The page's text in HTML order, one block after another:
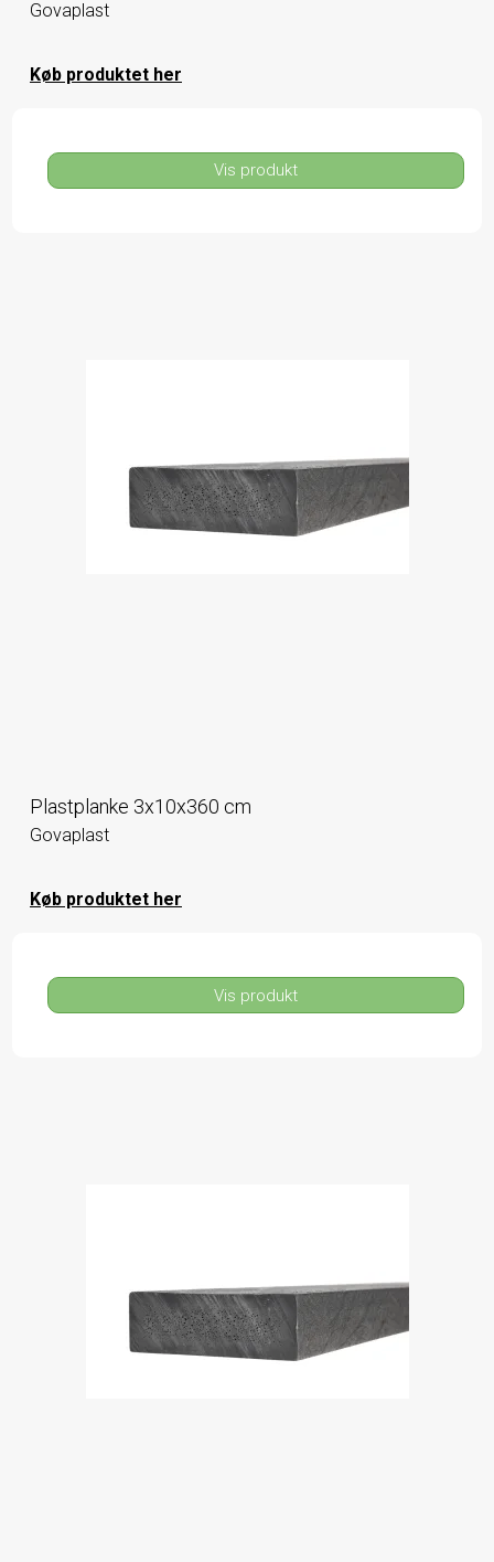
Govaplast
Køb produktet her
Vis produkt
Plastplanke 3x10x360 cm
Govaplast
Køb produktet her
Vis produkt